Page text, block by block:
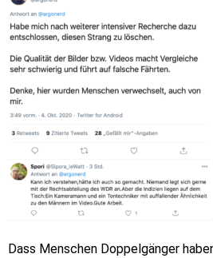
Dass Menschen Doppelgänger